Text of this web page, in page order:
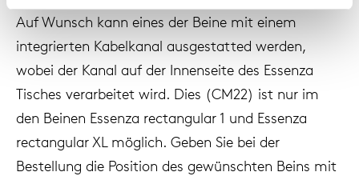
Auf Wunsch kann eines der Beine mit einem
integrierten Kabelkanal ausgestatted werden,
wobei der Kanal auf der Innenseite des Essenza
Tisches verarbeitet wird. Dies (CM22) ist nur im
den Beinen Essenza rectangular 1 und Essenza
rectangular XL möglich. Geben Sie bei der
Bestellung die Position des gewünschten Beins mit